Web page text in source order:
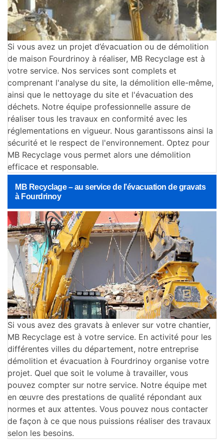
Si vous avez un projet d’évacuation ou de démolition
de maison Fourdrinoy à réaliser, MB Recyclage est à
votre service. Nos services sont complets et
comprenant l'analyse du site, la démolition elle-même,
ainsi que le nettoyage du site et l'évacuation des
déchets. Notre équipe professionnelle assure de
réaliser tous les travaux en conformité avec les
réglementations en vigueur. Nous garantissons ainsi la
sécurité et le respect de l'environnement. Optez pour
MB Recyclage vous permet alors une démolition
efficace et responsable.
MB Recyclage – au service de l’évacuation de gravats
à Fourdrinoy
Si vous avez des gravats à enlever sur votre chantier,
MB Recyclage est à votre service. En activité pour les
différentes villes du département, notre entreprise
démolition et évacuation à Fourdrinoy organise votre
projet. Quel que soit le volume à travailler, vous
pouvez compter sur notre service. Notre équipe met
en œuvre des prestations de qualité répondant aux
normes et aux attentes. Vous pouvez nous contacter
de façon à ce que nous puissions réaliser des travaux
selon les besoins.